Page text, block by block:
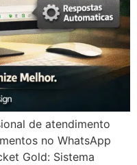
de atendimento
no WhatsApp
Gold: Sistema